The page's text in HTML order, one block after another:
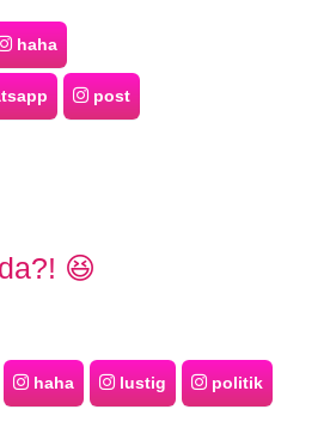
haha
post
😆
haha lustig politik